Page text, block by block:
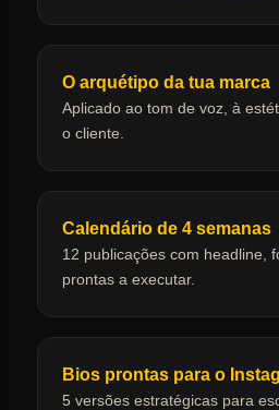
O arquétipo da tua marca
Aplicado ao tom de voz, à
o cliente.
Calendário de 4 semanas
12 publicações com headline,
prontas a executar.
Bios prontas para o
5 versões estratégicas para